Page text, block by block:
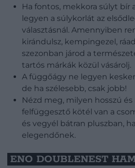
Ha fontos, mekkora súlyt bír
legyen a súlykorlát az
választásnál. Amennyiben
kirándulsz, kempingezel,
szezonban járod a
tartós márkák közül vásárolj.
A függőágy ne legyen
de ha szélesebb, csak jobb!
Nézd meg, milyen hosszú
felfüggesztő kötél van a
és vegyél bátran pluszban,
elegendőnek.
ENO DOUBLENEST